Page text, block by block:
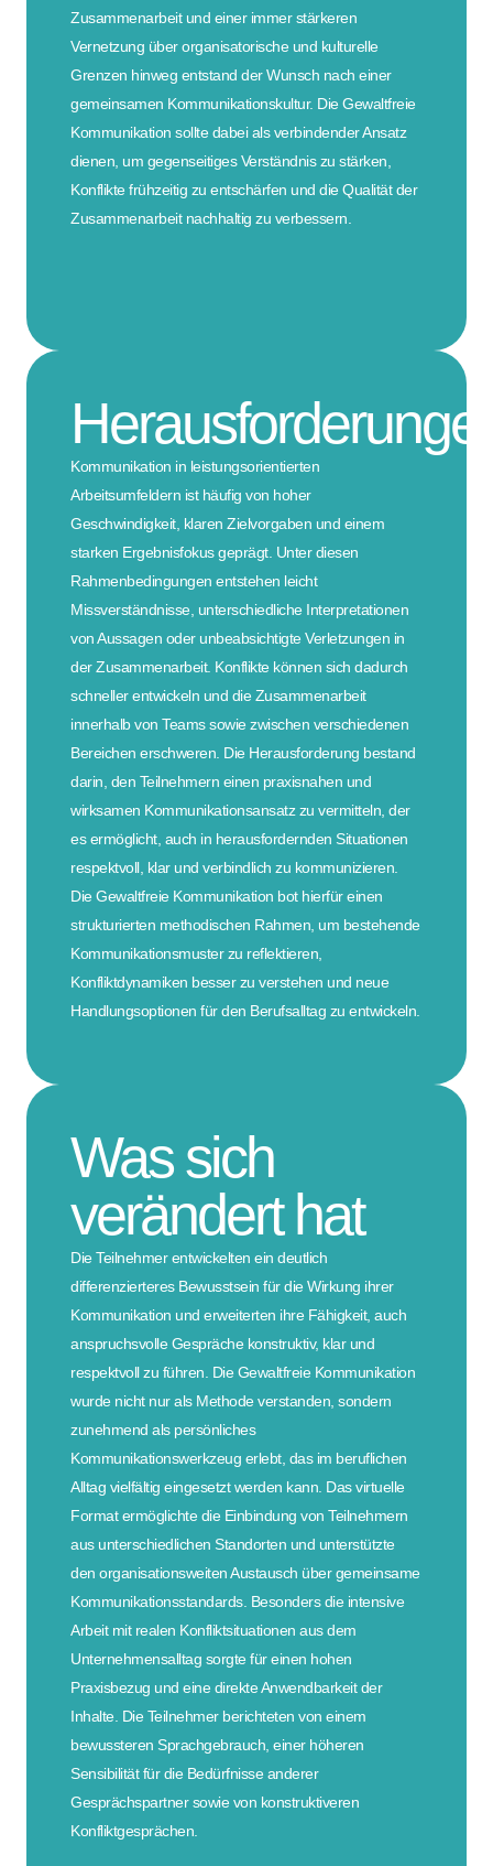
Zusammenarbeit und einer immer stärkeren
Vernetzung über organisatorische und kulturelle
Grenzen hinweg entstand der Wunsch nach einer
gemeinsamen Kommunikationskultur. Die Gewaltfreie
Kommunikation sollte dabei als verbindender Ansatz
dienen, um gegenseitiges Verständnis zu stärken,
Konflikte frühzeitig zu entschärfen und die Qualität der
Zusammenarbeit nachhaltig zu verbessern.
Kommunikation in leistungsorientierten
Arbeitsumfeldern ist häufig von hoher
Geschwindigkeit, klaren Zielvorgaben und einem
starken Ergebnisfokus geprägt. Unter diesen
Rahmenbedingungen entstehen leicht
Missverständnisse, unterschiedliche Interpretationen
von Aussagen oder unbeabsichtigte Verletzungen in
der Zusammenarbeit. Konflikte können sich dadurch
schneller entwickeln und die Zusammenarbeit
innerhalb von Teams sowie zwischen verschiedenen
Bereichen erschweren. Die Herausforderung bestand
darin, den Teilnehmern einen praxisnahen und
wirksamen Kommunikationsansatz zu vermitteln, der
es ermöglicht, auch in herausfordernden Situationen
respektvoll, klar und verbindlich zu kommunizieren.
Die Gewaltfreie Kommunikation bot hierfür einen
strukturierten methodischen Rahmen, um bestehende
Kommunikationsmuster zu reflektieren,
Konfliktdynamiken besser zu verstehen und neue
Handlungsoptionen für den Berufsalltag zu entwickeln.
Was sich
verändert hat
Die Teilnehmer entwickelten ein deutlich
differenzierteres Bewusstsein für die Wirkung ihrer
Kommunikation und erweiterten ihre Fähigkeit, auch
anspruchsvolle Gespräche konstruktiv, klar und
respektvoll zu führen. Die Gewaltfreie Kommunikation
wurde nicht nur als Methode verstanden, sondern
zunehmend als persönliches
Kommunikationswerkzeug erlebt, das im beruflichen
Alltag vielfältig eingesetzt werden kann. Das virtuelle
Format ermöglichte die Einbindung von Teilnehmern
aus unterschiedlichen Standorten und unterstützte
den organisationsweiten Austausch über gemeinsame
Kommunikationsstandards. Besonders die intensive
Arbeit mit realen Konfliktsituationen aus dem
Unternehmensalltag sorgte für einen hohen
Praxisbezug und eine direkte Anwendbarkeit der
Inhalte. Die Teilnehmer berichteten von einem
bewussteren Sprachgebrauch, einer höheren
Sensibilität für die Bedürfnisse anderer
Gesprächspartner sowie von konstruktiveren
Konfliktgesprächen.